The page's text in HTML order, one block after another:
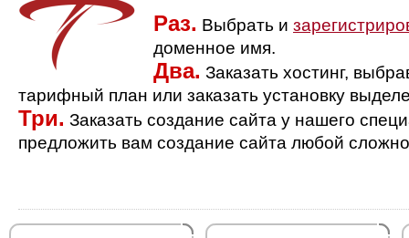
Раз. Выбрать и
доменное имя.
Два. Заказать хостинг,
тарифный план или заказать установку
Три. Заказать создание сайта у нашего
предложить вам создание сайта любой